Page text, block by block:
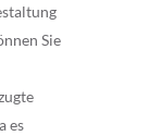
Sie
es